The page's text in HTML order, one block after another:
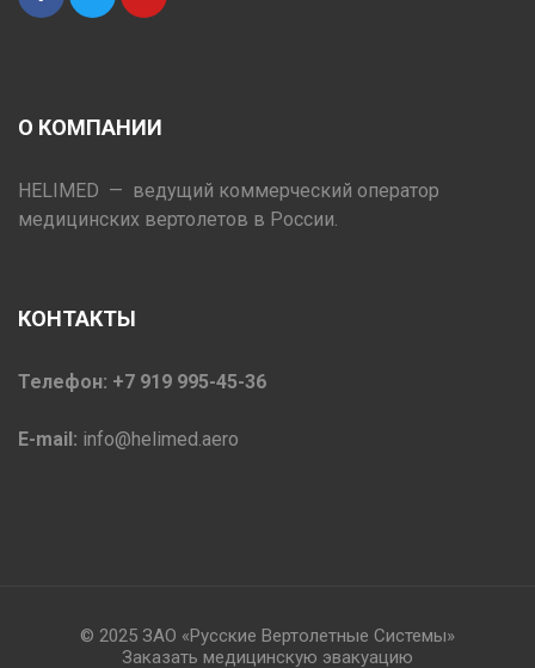
О КОМПАНИИ
HELIMED — ведущий коммерческий оператор
медицинских вертолетов в России.
КОНТАКТЫ
Телефон: +7 919 995-45-36
E-mail: info@helimed.aero
© 2025 ЗАО «Русские Вертолетные Системы»
Заказать медицинскую эвакуацию